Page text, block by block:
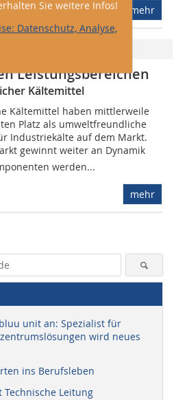
Sie weitere Infos!
Datenschutz, Analyse,
mehr
Leistungsbereichen
Kältemittel
Kältemittel haben mittlerweile
Platz als umweltfreundliche
Industriekälte auf dem Markt.
gewinnt weiter an Dynamik 
werden...
mehr
unit an: Spezialist für
wird neues
ins Berufsleben
Leitung